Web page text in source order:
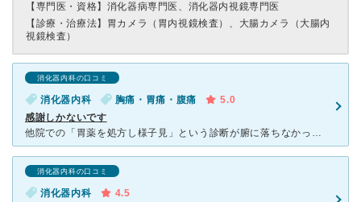
【専門医・資格】 消化器病専門医、消化器内視鏡専門医
【診療・治療法】 胃カメラ（胃内視鏡検査）、大腸カメラ（大腸内
視鏡検査）
消化器内科の口コミ
消化器内科 胸痛・胃痛・腹痛
5.0
感謝しかないです
他院での「胃薬を処方し様子見」という診断が腑に落ちなかったため、そして症状も増悪してたので知人の薦めでこちらのクリニックを訪れました。その時にはみぞおちの痛み、食欲不振、吐き気、倦怠感、息切れ、深呼吸
消化器内科の口コミ
消化器内科
4.5